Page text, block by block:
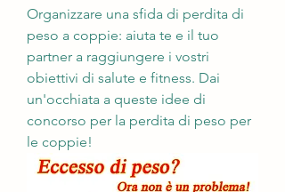
Organizzare una sfida di perdita di
peso a coppie: aiuta te e il tuo
partner a raggiungere i vostri
obiettivi di salute e fitness. Dai
un'occhiata a queste idee di
concorso per la perdita di peso per
le coppie!